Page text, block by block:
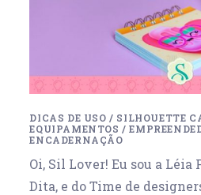
DICAS DE USO / SILHOUETTE
EQUIPAMENTOS /
ENCADERNAÇÃO
Oi, Sil Lover! Eu sou a Léia
Dita, e do Time de